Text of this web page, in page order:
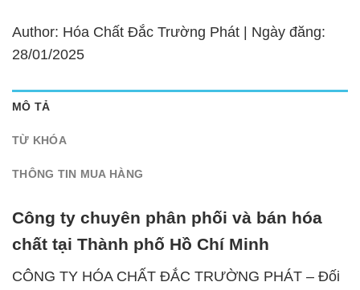
Author: Hóa Chất Đắc Trường Phát | Ngày đăng:
28/01/2025
MÔ TẢ
TỪ KHÓA
THÔNG TIN MUA HÀNG
Công ty chuyên phân phối và bán hóa
chất tại Thành phố Hồ Chí Minh
CÔNG TY HÓA CHẤT ĐẮC TRƯỜNG PHÁT – Đối